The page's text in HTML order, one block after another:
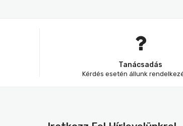
Tanácsadás
Kérdés esetén állunk